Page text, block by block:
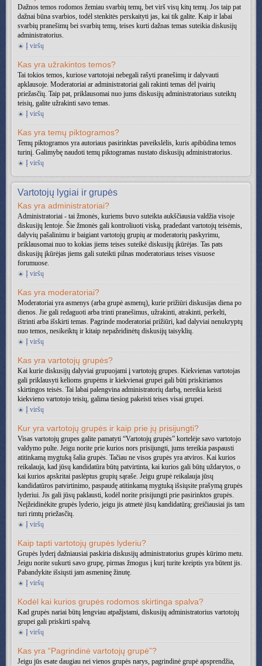
Dažnos temos rodomos žemiau svarbių temų, bet virš visų kitų temų. Jos taip pat
dažnai būna svarbios, todėl stenkitės perskaityti jas, kai tik galite. Kaip ir labai
svarbių pranešimų bei svarbių temų, teises kurti dažnas temas suteikia diskusijų
administratorius.
Į viršų
Kas yra užrakintos temos?
Tai tokios temos, kuriose vartotojai nebegali rašyti pranešimų ir dalyvauti
apklausoje. Moderatoriai ar administratoriai gali rakinti temas dėl įvairių
priežasčių. Taip pat, priklausomai nuo jums diskusijų administratoriaus suteiktų
teisių, galite užrakinti savo temas.
Į viršų
Kas yra temų piktogramos?
Temų piktogramos yra autoriaus pasirinktas paveikslėlis, kuris apibūdina temos
turinį. Galimybę naudoti temų piktogramas nustato diskusijų administratorius.
Į viršų
Vartotojų lygiai ir grupės
Kas yra administratoriai?
Administratoriai - tai žmonės, kuriems buvo suteikta aukščiausia valdžia visoje
diskusijų lentoje. Šie žmonės gali kontroliuoti viską, pradedant vartotojų teisėmis,
dalyvių pašalinimu ir baigiant vartotojų grupių ar moderatorių paskyrimu,
priklausomai nuo to kokias jiems teises suteikė diskusijų įkūrėjas. Tas pats
diskusijų įkūrėjas jiems gali suteikti pilnas moderatoriaus teises visuose
forumuose.
Į viršų
Kas yra moderatoriai?
Moderatoriai yra asmenys (arba grupė asmenų), kurie prižiūri diskusijas diena po
dienos. Jie gali redaguoti arba trinti pranešimus, užrakinti, atrakinti, perkelti,
ištrinti arba išskirti temas. Pagrinde moderatoriai prižiūri, kad dalyviai nenukryptų
nuo temos, nesikeiktų ir kitaip nepažeidinėtų diskusijų taisyklių.
Į viršų
Kas yra vartotojų grupės?
Kai kurie diskusijų dalyviai grupuojami į vartotojų grupes. Kiekvienas vartotojas
gali priklausyti kelioms grupėms ir kiekvienai grupei gali būti priskiriamos
skirtingos teisės. Tai labai palengvina administratorių darbą, nereikia keisti
kiekvieno vartotojo teisių, galima tiesiog pakeisti teises visai grupei.
Į viršų
Kur yra vartotojų grupės ir kaip prie jų prisijungti?
Visas vartotojų grupes galite pamatyti “Vartotojų grupės” kortelėje savo vartotojo
valdymo pulte. Jeigu norite prie kurios nors prisijungti, jums tereikia paspausti
atitinkamą mygtuką šalia grupės. Tačiau ne visos grupės yra atviros. Kai kurios
reikalauja, kad jūsų kandidatūra būtų patvirtinta, kai kurios gali būtų uždarytos, o
kai kurios apskritai paslėptus grupių sąraše. Jeigu grupė reikalauja jūsų
kandidatūros patvirtinimo, paspaudę atitinkamą mygtuką išsiųsite prašymą grupės
lyderiui. Jis gali jūsų paklausti, kodėl norite prisijungti prie pasirinktos grupės.
Neįžeidinėkite grupės lyderio, jeigu jis atmetė jūsų kandidatūrą; greičiausiai jis tam
turi rimtų priežasčių.
Į viršų
Kaip tapti vartotojų grupės lyderiu?
Grupės lyderį dažniausiai paskiria diskusijų administratorius grupės kūrimo metu.
Jeigu norite sukurti savo grupę, pirmas žmogus į kurį turite kreiptis yra būtent jis.
Pabandykite išsiųsti jam asmeninę žinutę.
Į viršų
Kodėl kai kurios grupės rodomos skirtinga spalva?
Kad grupės nariai būtų lengviau atpažįstami, diskusijų administratorius vartotojų
grupei gali priskirti spalvą.
Į viršų
Kas yra “Pagrindinė vartotojų grupė”?
Jeigu jūs esate daugiau nei vienos grupės narys, pagrindinė grupė apsprendžia,